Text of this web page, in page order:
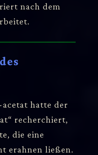
nach dem
hatte der
recherchiert,
die eine
erahnen ließen.